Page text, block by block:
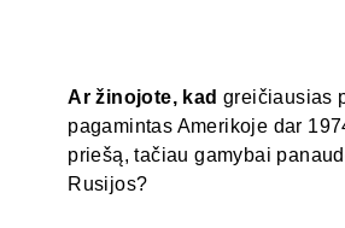
Ar žinojote, kad greičiausias
pagamintas Amerikoje dar
priešą, tačiau gamybai
Rusijos?